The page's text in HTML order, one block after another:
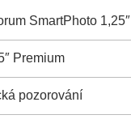
SmartPhoto 1,25″
Premium
pozorování